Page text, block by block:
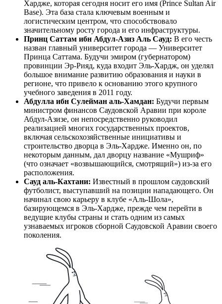
Хардже, которая сегодня носит его имя (Prince Sultan Air
Base). Эта база стала ключевым военным и
логистическим центром, что способствовало
значительному росту города и его инфраструктуры.
Принц Саттам ибн Абдул-Азиз Аль Сауд: В его честь
назван главный университет города — Университет
Принца Саттама. Будучи эмиром (губернатором)
провинции Эр-Рияд, куда входит Эль-Хардж, он уделял
большое внимание развитию образования и науки в
регионе, что привело к основанию этого крупного
учебного заведения в 2011 году.
Абдулла ибн Сулейман аль-Хамдан: Будучи первым
министром финансов Саудовской Аравии при короле
Абдул-Азизе, он непосредственно руководил
реализацией многих государственных проектов,
включая сельскохозяйственные инициативы и
строительство дворца в Эль-Хардже. Именно он, по
некоторым данным, дал дворцу название «Мушриф»
(что означает «возвышающийся, смотрящий») из-за его
расположения.
Сауд аль-Кахтани: Известный в прошлом саудовский
футболист, выступавший на позиции нападающего. Он
начинал свою карьеру в клубе «Аль-Шола»,
базирующемся в Эль-Хардже, прежде чем перейти в
ведущие клубы страны и стать одним из самых
узнаваемых игроков сборной Саудовской Аравии своего
поколения.